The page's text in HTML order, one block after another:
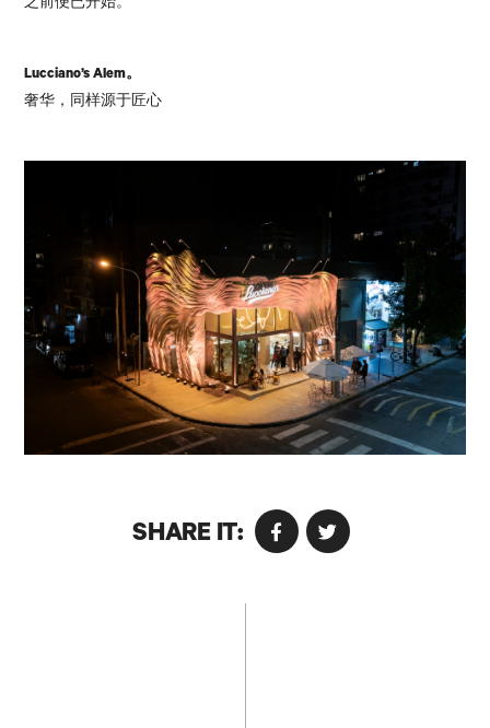
之前便已开始。
Lucciano’s Alem。
奢华，同样源于匠心
SHARE IT: